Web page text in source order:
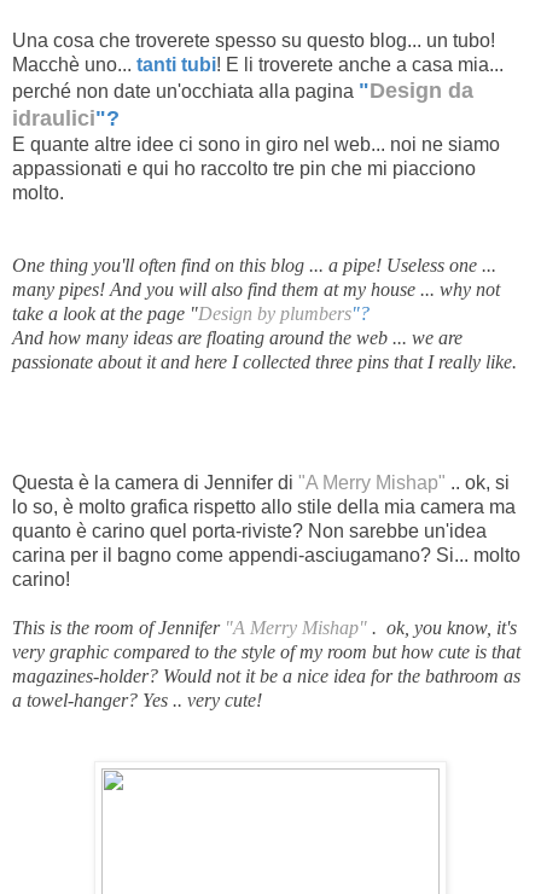
Una cosa che troverete spesso su questo blog... un tubo!
Macchè uno... tanti tubi! E li troverete anche a casa mia...
perché non date un'occhiata alla pagina "Design da
idraulici"?
E quante altre idee ci sono in giro nel web... noi ne siamo
appassionati e qui ho raccolto tre pin che mi piacciono
molto.
One thing you'll often find on this blog ... a pipe! Useless one ...
many pipes! And you will also find them at my house ... why not
take a look at the page "Design by plumbers"?
And how many ideas are floating around the web ... we are
passionate about it and here I collected three pins that I really like.
Questa è la camera di Jennifer di "A Merry Mishap" .. ok, si
lo so, è molto grafica rispetto allo stile della mia camera ma
quanto è carino quel porta-riviste? Non sarebbe un'idea
carina per il bagno come appendi-asciugamano? Si... molto
carino!
This is the room of Jennifer "A Merry Mishap" . ok, you know, it's
very graphic compared to the style of my room but how cute is that
magazines-holder? Would not it be a nice idea for the bathroom as
a towel-hanger? Yes .. very cute!